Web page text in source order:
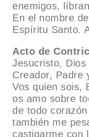
enemigos,
En el nombre
Espíritu Santo.
Acto de
Jesucristo,
Creador, Padre
Vos quien sois,
os amo sobre
de todo
también me
castigarme con